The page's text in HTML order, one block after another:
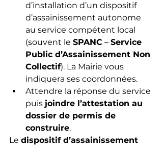
d’installation d’un dispositif
d’assainissement autonome
au service compétent local
(souvent le SPANC – Service
Public d’Assainissement Non
Collectif). La Mairie vous
indiquera ses coordonnées.
Attendre la réponse du service
puis joindre l’attestation au
dossier de permis de
construire.
Le dispositif d’assainissement